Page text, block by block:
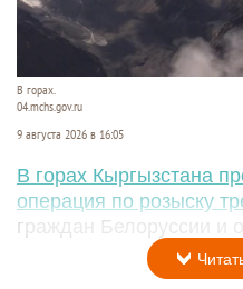
В горах.
04.mchs.gov.ru
9 августа 2026 в 16:05
В горах Кыргызстана
операция по розыску
граждан Белоруссии и